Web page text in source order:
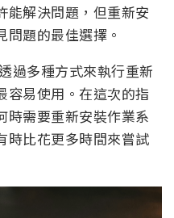
能解決問題，但重新安
題的最佳選擇。
過多種方式來執行重新
容易使用。在這次的指
時需要重新安裝作業系
時比花更多時間來嘗試